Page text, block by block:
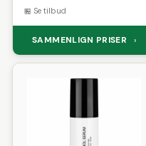
Se tilbud
SAMMENLIGN PRISER ›